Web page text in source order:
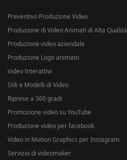
Preventivo Produzione Video
Produzione di Video Animati di Alta Qualità
Produzione video aziendale
Produzione Logo animato
Video Interattivi
Stili e Modelli di Video
Riprese a 360 gradi
Promozione video su YouTube
Produzione video per facebook
Video in Motion Graphics per Instagram
Servizio di videomaker